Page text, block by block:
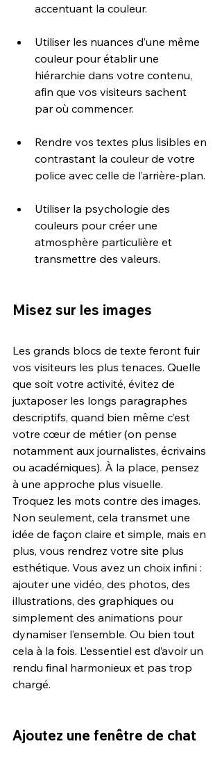
accentuant la couleur.
Utiliser les nuances d’une même
couleur pour établir une
hiérarchie dans votre contenu,
afin que vos visiteurs sachent
par où commencer.
Rendre vos textes plus lisibles en
contrastant la couleur de votre
police avec celle de l’arrière-plan.
Utiliser la psychologie des
couleurs pour créer une
atmosphère particulière et
transmettre des valeurs.
Misez sur les images
Les grands blocs de texte feront fuir
vos visiteurs les plus tenaces. Quelle
que soit votre activité, évitez de
juxtaposer les longs paragraphes
descriptifs, quand bien même c’est
votre cœur de métier (on pense
notamment aux journalistes, écrivains
ou académiques). À la place, pensez
à une approche plus visuelle.
Troquez les mots contre des images.
Non seulement, cela transmet une
idée de façon claire et simple, mais en
plus, vous rendrez votre site plus
esthétique. Vous avez un choix infini :
ajouter une vidéo, des photos, des
illustrations, des graphiques ou
simplement des animations pour
dynamiser l’ensemble. Ou bien tout
cela à la fois. L’essentiel est d’avoir un
rendu final harmonieux et pas trop
chargé.
Ajoutez une fenêtre de chat